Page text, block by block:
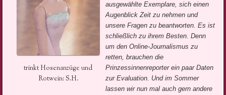
trinkt Hosenanzüge und
Rotwein: S.H.
ausgewählte Exemplare, sich einen
Augenblick Zeit zu nehmen und
unsere Fragen zu beantworten. Es ist
schließlich zu ihrem Besten. Denn
um den Online-Journalismus zu
retten, brauchen die
Prinzessinnenreporter ein paar Daten
zur Evaluation. Und im Sommer
lassen wir nun mal auch gern andere